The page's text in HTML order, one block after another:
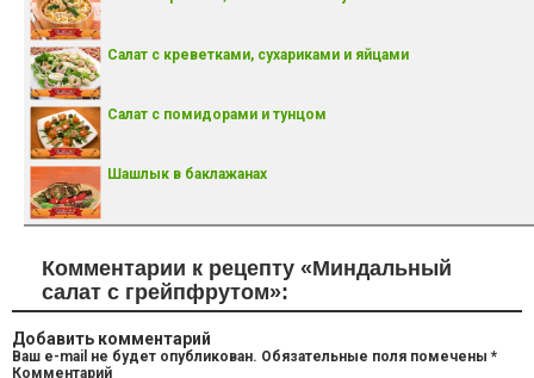
Салат с креветками, сухариками и яйцами
Салат с помидорами и тунцом
Шашлык в баклажанах
Комментарии к рецепту «Миндальный
салат с грейпфрутом»:
Добавить комментарий
Ваш e-mail не будет опубликован. Обязательные поля помечены *
Комментарий